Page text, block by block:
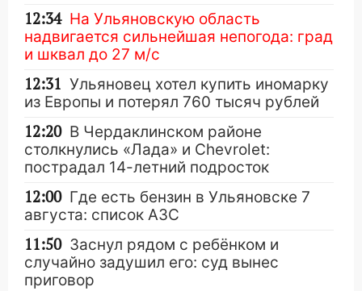
12:34 На Ульяновскую область
надвигается сильнейшая непогода: град
и шквал до 27 м/с
12:31 Ульяновец хотел купить иномарку
из Европы и потерял 760 тысяч рублей
12:20 В Чердаклинском районе
столкнулись «Лада» и Chevrolet:
пострадал 14-летний подросток
12:00 Где есть бензин в Ульяновске 7
августа: список АЗС
11:50 Заснул рядом с ребёнком и
случайно задушил его: суд вынес
приговор